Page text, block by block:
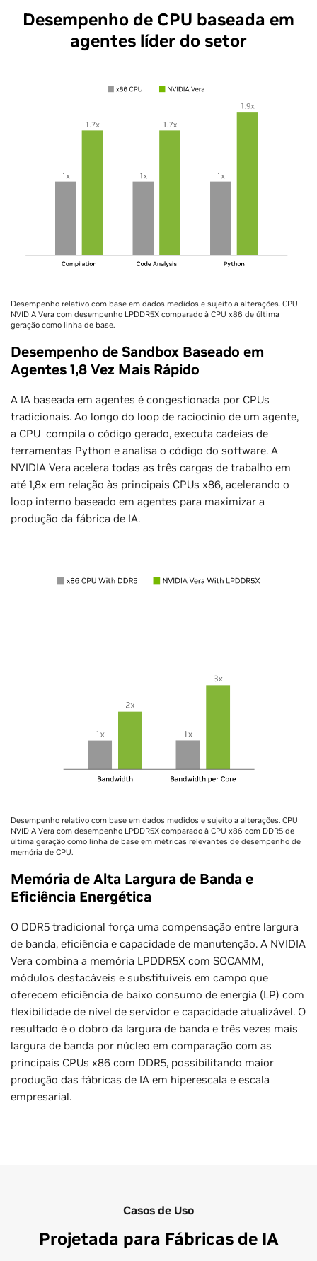
Desempenho de CPU baseada em
agentes líder do setor
Desempenho de Sandbox Baseado em
Agentes 1,8 Vez Mais Rápido
A IA baseada em agentes é congestionada por CPUs
tradicionais. Ao longo do loop de raciocínio de um agente,
a CPU compila o código gerado, executa cadeias de
ferramentas Python e analisa o código do software. A
NVIDIA Vera acelera todas as três cargas de trabalho em
até 1,8x em relação às principais CPUs x86, acelerando o
loop interno baseado em agentes para maximizar a
produção da fábrica de IA.
Desempenho relativo com base em dados medidos e sujeito a alterações. CPU
NVIDIA Vera com desempenho LPDDR5X comparado à CPU x86 de última
geração como linha de base.
Desempenho relativo com base em dados medidos e sujeito a alterações. CPU
NVIDIA Vera com desempenho LPDDR5X comparado à CPU x86 com DDR5 de
última geração como linha de base em métricas relevantes de desempenho de
memória de CPU.
Memória de Alta Largura de Banda e
Eficiência Energética
O DDR5 tradicional força uma compensação entre largura
de banda, eficiência e capacidade de manutenção. A NVIDIA
Vera combina a memória LPDDR5X com SOCAMM,
módulos destacáveis e substituíveis em campo que
oferecem eficiência de baixo consumo de energia (LP) com
flexibilidade de nível de servidor e capacidade atualizável. O
resultado é o dobro da largura de banda e três vezes mais
largura de banda por núcleo em comparação com as
principais CPUs x86 com DDR5, possibilitando maior
produção das fábricas de IA em hiperescala e escala
empresarial.
Casos de Uso
Projetada para Fábricas de IA